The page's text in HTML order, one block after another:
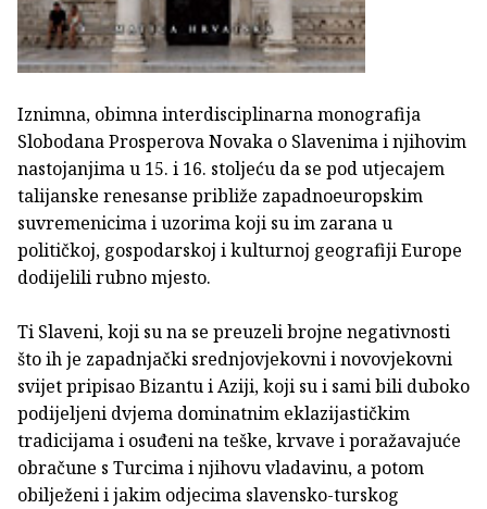
Iznimna, obimna interdisciplinarna monografija
Slobodana Prosperova Novaka o Slavenima i njihovim
nastojanjima u 15. i 16. stoljeću da se pod utjecajem
talijanske renesanse približe zapadnoeuropskim
suvremenicima i uzorima koji su im zarana u
političkoj, gospodarskoj i kulturnoj geografiji Europe
dodijelili rubno mjesto.
Ti Slaveni, koji su na se preuzeli brojne negativnosti
što ih je zapadnjački srednjovjekovni i novovjekovni
svijet pripisao Bizantu i Aziji, koji su i sami bili duboko
podijeljeni dvjema dominatnim eklazijastičkim
tradicijama i osuđeni na teške, krvave i poražavajuće
obračune s Turcima i njihovu vladavinu, a potom
obilježeni i jakim odjecima slavensko-turskog